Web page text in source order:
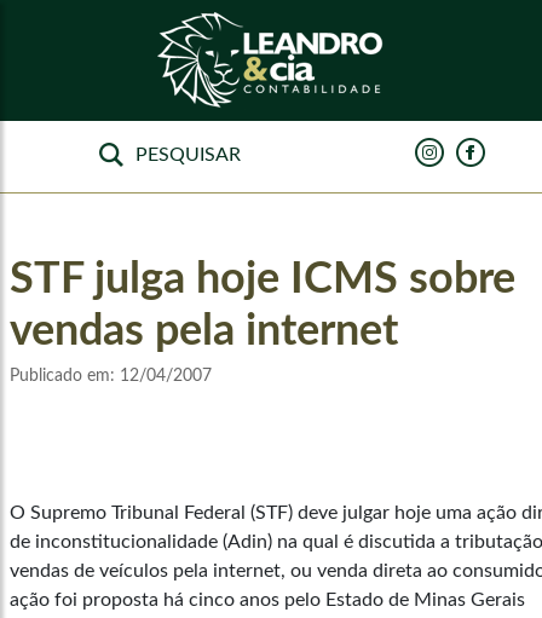
STF julga hoje ICMS sobre
vendas pela internet
Publicado em: 12/04/2007
O Supremo Tribunal Federal (STF) deve julgar hoje uma ação
de inconstitucionalidade (Adin) na qual é discutida a
vendas de veículos pela internet, ou venda direta ao
ação foi proposta há cinco anos pelo Estado de Minas Gerais